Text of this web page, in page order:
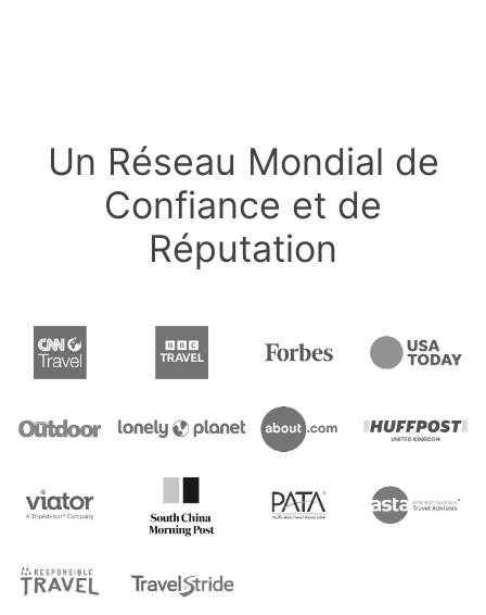
Un Réseau Mondial de
Confiance et de
Réputation